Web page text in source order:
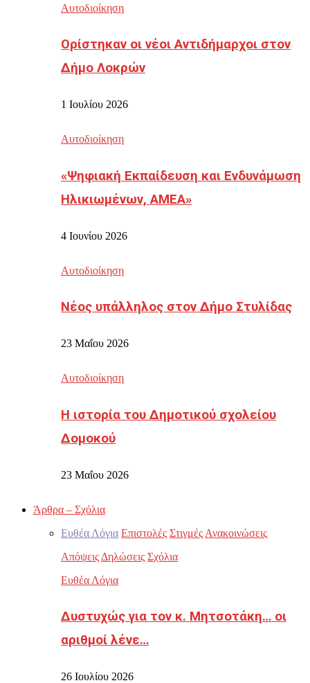
Αυτοδιοίκηση
Ορίστηκαν οι νέοι Αντιδήμαρχοι στον
Δήμο Λοκρών
1 Ιουλίου 2026
Αυτοδιοίκηση
«Ψηφιακή Εκπαίδευση και Ενδυνάμωση
Ηλικιωμένων, ΑΜΕΑ»
4 Ιουνίου 2026
Αυτοδιοίκηση
Νέος υπάλληλος στον Δήμο Στυλίδας
23 Μαΐου 2026
Αυτοδιοίκηση
Η ιστορία του Δημοτικού σχολείου
Δομοκού
23 Μαΐου 2026
Άρθρα – Σχόλια
Ευθέα Λόγια Επιστολές Στιγμές Ανακοινώσεις
Απόψεις Δηλώσεις Σχόλια
Ευθέα Λόγια
Δυστυχώς για τον κ. Μητσοτάκη… οι
αριθμοί λένε…
26 Ιουλίου 2026